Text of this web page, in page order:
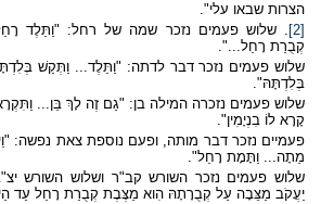
הצרות שבאו עלי".
[2] . שלוש פעמים נזכר שמה של רחל: "וַתֵּלֶד
קְבֻרַת רָחֵל...".
שלוש פעמים נזכר דבר לדתה: "וַתֵּלֶד... וַתְּקַשׁ
בְּלִדְתָּהּ".
שלוש פעמים נזכרה המילה בן: "גַם זֶה לָךְ בֵּן... וַתִּקְרָא
קָרָא לוֹ בִנְיָמִין".
פעמיים נזכר דבר מותה, ופעם נוספת צאת נפשה:
מֵתָה... וַתָּמָת רָחֵל".
שלוש פעמים נזכר השורש קב"ר ושלוש השורש
יַעֲקֹב מַצֵּבָה עַל קְבֻרָתָהּ הִוא מַצֶּבֶת קְבֻרַת רָחֵל עַד